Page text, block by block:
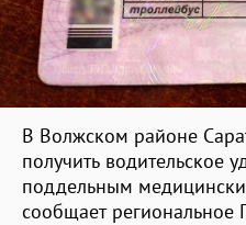
В Волжском районе
получить водительское
поддельным
сообщает